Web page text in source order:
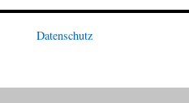
Datenschutz